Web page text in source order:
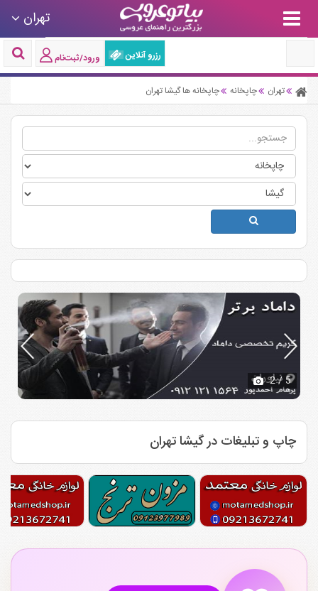
تهران
رزرو آنلاین ورود/ثبت‌نام
تهران چاپخانه چاپخانه ها گیشا تهران
2/ 5
چاپ و تبلیغات در گیشا تهران